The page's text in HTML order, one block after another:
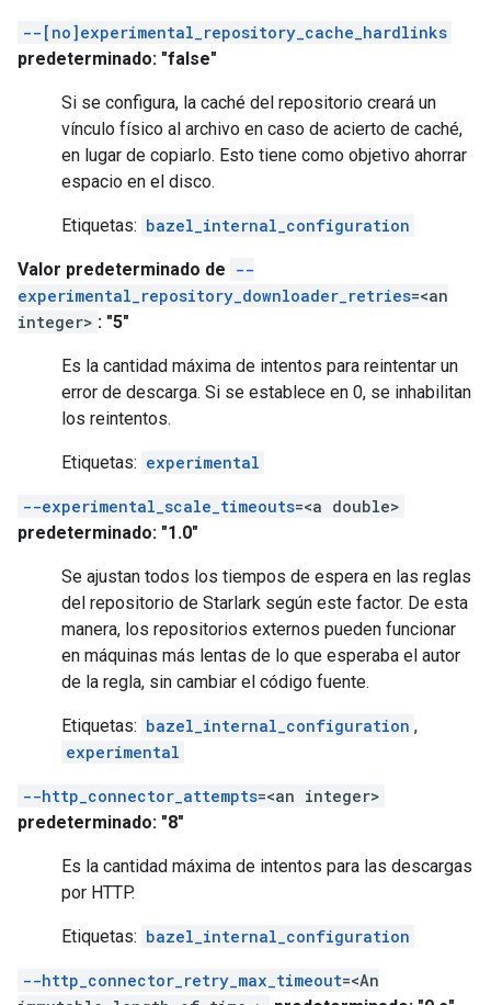
--[no]experimental_repository_cache_hardlinks
predeterminado: "false"
Si se configura, la caché del repositorio creará un
vínculo físico al archivo en caso de acierto de caché,
en lugar de copiarlo. Esto tiene como objetivo ahorrar
espacio en el disco.
Etiquetas: bazel_internal_configuration
Valor predeterminado de --
experimental_repository_downloader_retries=<an
integer> : "5"
Es la cantidad máxima de intentos para reintentar un
error de descarga. Si se establece en 0, se inhabilitan
los reintentos.
Etiquetas: experimental
--experimental_scale_timeouts=<a double>
predeterminado: "1.0"
Se ajustan todos los tiempos de espera en las reglas
del repositorio de Starlark según este factor. De esta
manera, los repositorios externos pueden funcionar
en máquinas más lentas de lo que esperaba el autor
de la regla, sin cambiar el código fuente.
Etiquetas: bazel_internal_configuration ,
experimental
--http_connector_attempts=<an integer>
predeterminado: "8"
Es la cantidad máxima de intentos para las descargas
por HTTP.
Etiquetas: bazel_internal_configuration
--http_connector_retry_max_timeout=<An